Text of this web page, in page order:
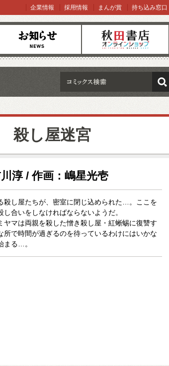
らせ オンラインショップ
企業情報 採用情報 まんが賞 持ち込み窓口
検索
殺し屋迷宮
淳 / 作画：嶋星光壱
殺し屋たちが、密室に閉じ込められた…。ここを
し合いをしなければならないようだ。
ヤマは両親を殺した憎き殺し屋・紅蜥蜴に復讐す
所で時間が過ぎるのを待っているわけにはいかな
まる…。